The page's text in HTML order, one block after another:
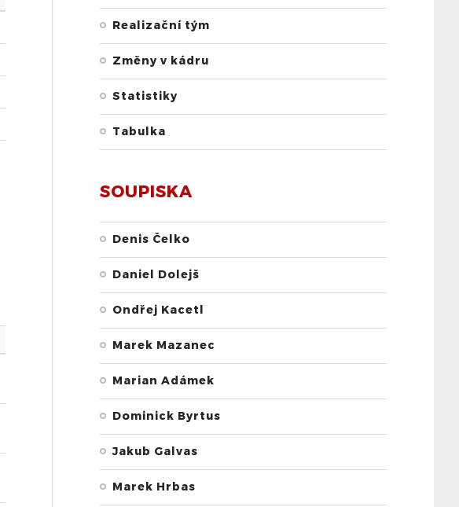
Realizační tým
Změny v kádru
Statistiky
Tabulka
SOUPISKA
Denis Čelko
Daniel Dolejš
Ondřej Kacetl
Marek Mazanec
Marian Adámek
Dominick Byrtus
Jakub Galvas
Marek Hrbas